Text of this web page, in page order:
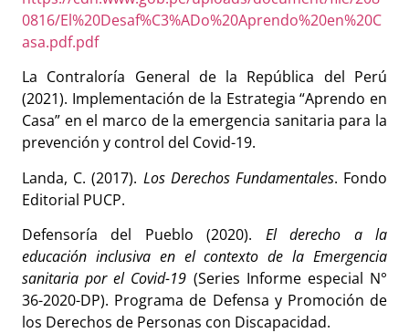
0816/El%20Desaf%C3%ADo%20Aprendo%20en%20C
asa.pdf.pdf
La Contraloría General de la República del Perú
(2021). Implementación de la Estrategia “Aprendo en
Casa” en el marco de la emergencia sanitaria para la
prevención y control del Covid-19.
Landa, C. (2017). Los Derechos Fundamentales. Fondo
Editorial PUCP.
Defensoría del Pueblo (2020). El derecho a la
educación inclusiva en el contexto de la Emergencia
sanitaria por el Covid-19 (Series Informe especial N°
36-2020-DP). Programa de Defensa y Promoción de
los Derechos de Personas con Discapacidad.